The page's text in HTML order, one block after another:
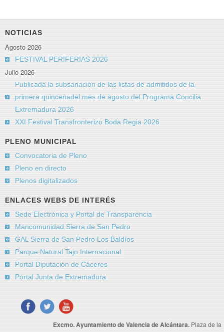
NOTICIAS
Agosto 2026
FESTIVAL PERIFERIAS 2026
Julio 2026
Publicada la subsanación de las listas de admitidos de la
primera quincenadel mes de agosto del Programa Concilia
Extremadura 2026
XXI Festival Transfronterizo Boda Regia 2026
PLENO MUNICIPAL
Convocatoria de Pleno
Pleno en directo
Plenos digitalizados
ENLACES WEBS DE INTERÉS
Sede Electrónica y Portal de Transparencia
Mancomunidad Sierra de San Pedro
GAL Sierra de San Pedro Los Baldíos
Parque Natural Tajo Internacional
Portal Diputación de Cáceres
Portal Junta de Extremadura
Excmo. Ayuntamiento de Valencia de Alcántara. Plaza de la